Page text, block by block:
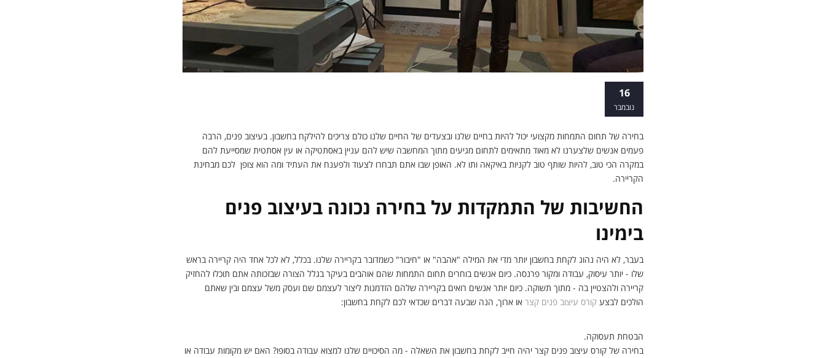
16
נובמבר
בחירה של תחום התמחות מקצועי יכול להיות בחיים שלנו ובצעדים של החיים שלנו כולם צריכים להילקח בחשבון. בעיצוב פנים, הרבה
פעמים אנשים שלצערנו לא מאוד מתאימים לתחום מגיעים מתוך המחשבה שיש להם עניין באסתטיקה או עין אסתטית שמסייעת להם
במקרה הכי טוב, להיות שותף טוב לקניות באיקאה ותו לא. האופן שבו אתם תבחרו לצעוד ולפענח את העתיד ומה הוא צופן לכם מבחינת
הקריירה.
החשיבות של התמקדות על בחירה נכונה בעיצוב פנים
בימינו
בעבר, לא היה נהוג לקחת בחשבון יותר מדי את המילה "אהבה" או "חיבור" כשמדובר בקריירה שלנו. בכלל, לא לכל אחד היה קריירה בראש
שלו - יותר עיסוק, עבודה ומקור פרנסה. כיום אנשים בוחרים תחום התמחות שהם אוהבים בעיקר בגלל הצורה שבזכותה אתם תוכלו להחזיק
קריירה ולהצטיין בה - מתוך תשוקה. כיום יותר אנשים רואים בקריירה שלהם הזדמנות ליצור לעצמם שם ועסק משל עצמם ובין שאתם
הולכים לבצע קורס עיצוב פנים קצר או ארוך, הנה שבעה דברים שכדאי לכם לקחת בחשבון:
הבטחת תעסוקה.
בחירה של קורס עיצוב פנים קצר יהיה חייב לקחת בחשבון את השאלה - מה הסיכויים שלנו למצוא עבודה בסופו? האם יש מקומות עבודה או